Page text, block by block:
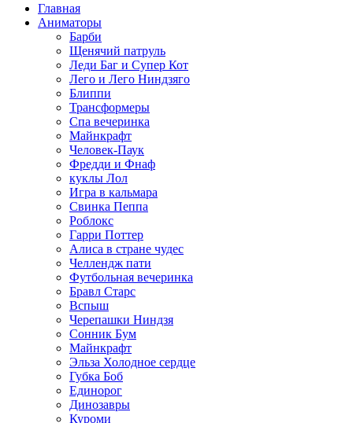
Главная
Аниматоры
Барби
Щенячий патруль
Леди Баг и Супер Кот
Лего и Лего Ниндзяго
Блиппи
Трансформеры
Спа вечеринка
Майнкрафт
Человек-Паук
Фредди и Фнаф
куклы Лол
Игра в кальмара
Свинка Пеппа
Роблокс
Гарри Поттер
Алиса в стране чудес
Челлендж пати
Футбольная вечеринка
Бравл Старс
Вспыш
Черепашки Ниндзя
Сонник Бум
Майнкрафт
Эльза Холодное сердце
Губка Боб
Единорог
Динозавры
Куроми